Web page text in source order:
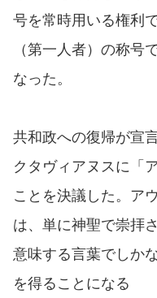
号を常時用いる権利
（第一人者）の称号
なった。
共和政への復帰が宣
クタヴィアヌスに「
ことを決議した。ア
は、単に神聖で崇拝
意味する言葉でしか
を得ることになる